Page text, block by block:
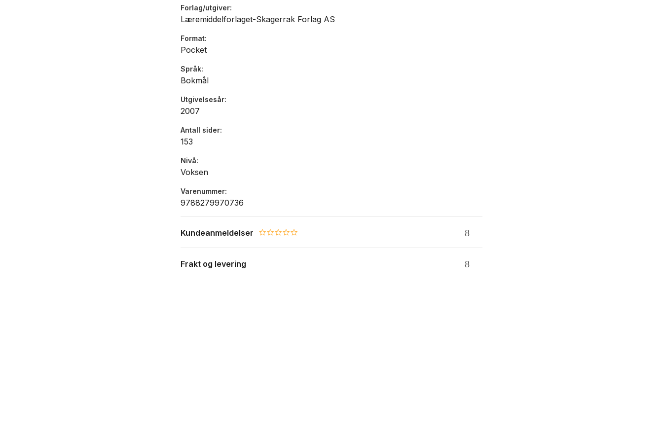
hører, ser eller selv formidler.
Forlag/utgiver
Læremiddelforlaget-Skagerrak Forlag AS
Format
Pocket
Språk
Bokmål
Utgivelsesår
2007
Antall sider
153
Nivå
Voksen
Varenummer
9788279970736
Kundeanmeldelser 0.0 star rating
Frakt og levering